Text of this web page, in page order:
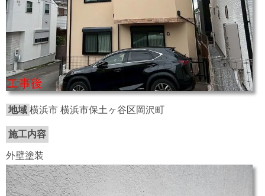
地域 横浜市 横浜市保土ヶ谷区岡沢町
施工内容
外壁塗装